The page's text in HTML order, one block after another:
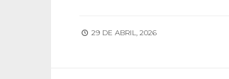
29 DE ABRIL, 2026